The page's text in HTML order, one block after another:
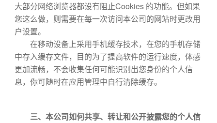
大部分网络浏览器都设有阻止Cookies 的功能。但如果
您这么做，则需要在每一次访问本公司的网站时更改用
户设置。
在移动设备上采用手机缓存技术，在您的手机存储
中存入缓存文件，目的为了提高软件的运行速度，体感
更加流畅，不会收集任何可能识别出您身份的个人信
息，你可随时在应用管理中自行清除缓存。
三、本公司如何共享、转让和公开披露您的个人信